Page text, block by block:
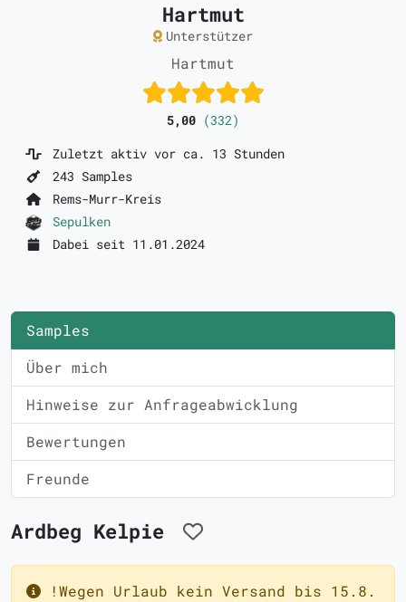
Hartmut
Unterstützer
Hartmut
5,00 (332)
Zuletzt aktiv vor ca. 13 Stunden
243 Samples
Rems-Murr-Kreis
Sepulken
Dabei seit 11.01.2024
Samples
Über mich
Hinweise zur Anfrageabwicklung
Bewertungen
Freunde
Ardbeg Kelpie
!Wegen Urlaub kein Versand bis 15.8.